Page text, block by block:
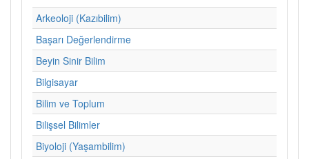
Arkeoloji (Kazıbilim)
Başarı Değerlendirme
Beyin Sinir Bilim
Bilgisayar
Bilim ve Toplum
Bilişsel Bilimler
Biyoloji (Yaşambilim)